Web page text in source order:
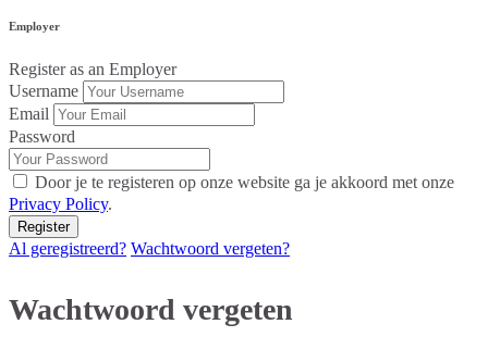
Employer
Register as an Employer
Username
Email
Password
Door je te registeren op onze website ga je akkoord met onze
Privacy Policy.
Al geregistreerd? Wachtwoord vergeten?
Wachtwoord vergeten